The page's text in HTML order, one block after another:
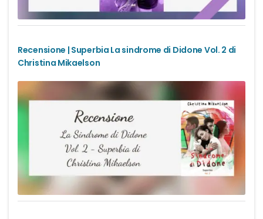
Recensione | Superbia La sindrome di Didone Vol. 2 di
Christina Mikaelson